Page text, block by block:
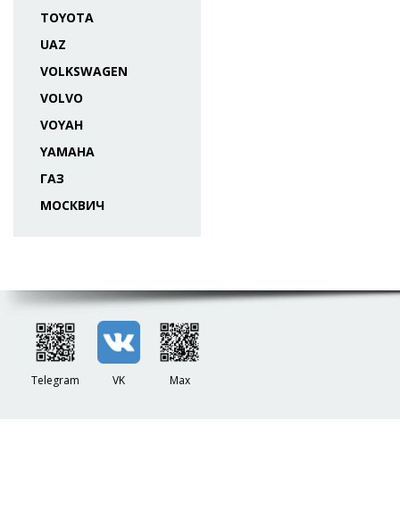
TOYOTA
UAZ
VOLKSWAGEN
VOLVO
VOYAH
YAMAHA
ГАЗ
МОСКВИЧ
Telegram VK Max